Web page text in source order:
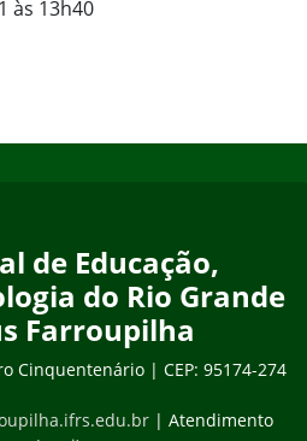
às 13h40
de Educação,
do Rio Grande
Farroupilha
Cinquentenário | CEP: 95174-274
| Atendimento